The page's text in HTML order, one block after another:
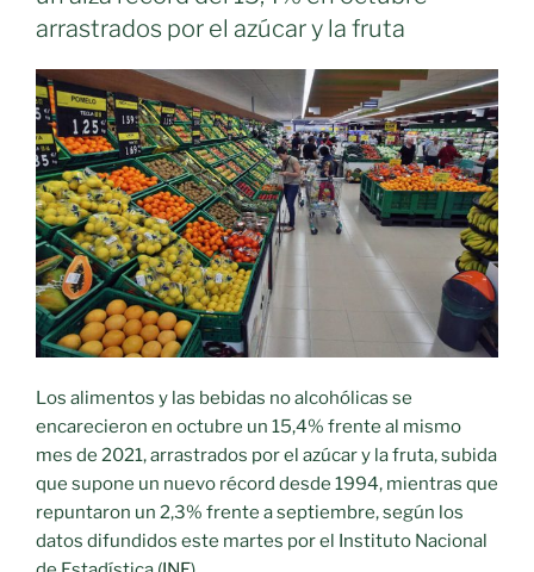
arrastrados por el azúcar y la fruta
Los alimentos y las bebidas no alcohólicas se
encarecieron en octubre un 15,4% frente al mismo
mes de 2021, arrastrados por el azúcar y la fruta, subida
que supone un nuevo récord desde 1994, mientras que
repuntaron un 2,3% frente a septiembre, según los
datos difundidos este martes por el Instituto Nacional